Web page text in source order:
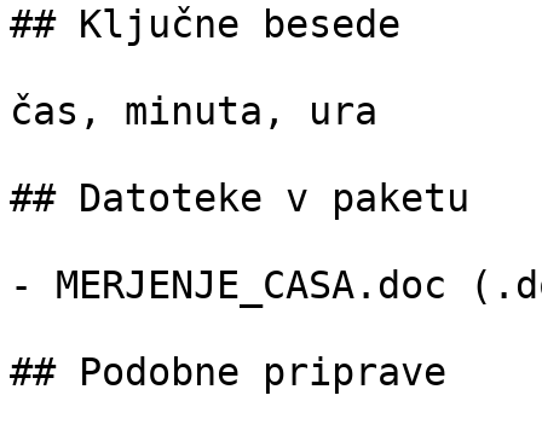
## Ključne besede
čas, minuta, ura
## Datoteke v paketu
- MERJENJE_CASA.doc
## Podobne priprave